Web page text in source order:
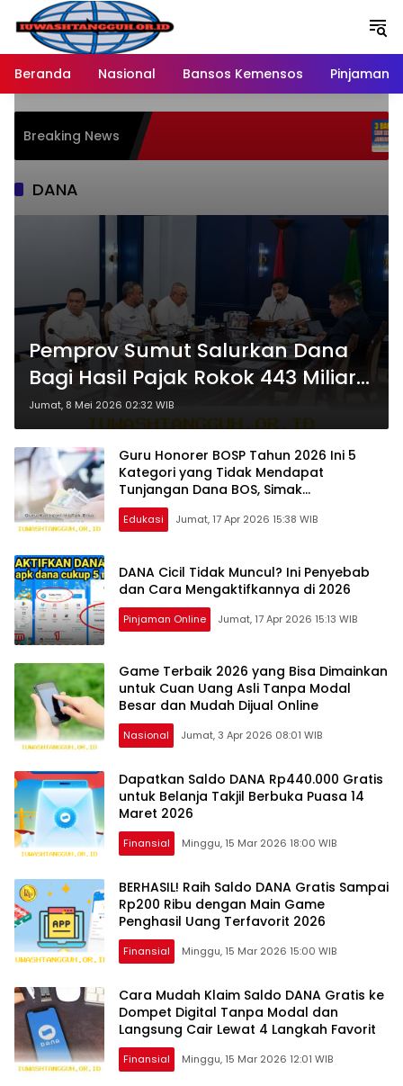
Langsung
konten
Beranda
Nasional Bansos Kemensos Pinjaman
Breaking News
DANA
Pemprov Sumut Salurkan Dana
Bagi Hasil Pajak Rokok 443 Miliar
di Tahun 2026 Secara Optimal
Jumat, 8 Mei 2026 02:32 WIB
Guru Honorer BOSP Tahun 2026 Ini 5
Kategori yang Tidak Mendapat
Tunjangan Dana BOS, Simak
Penjelasannya
Edukasi Jumat, 17 Apr 2026 15:38 WIB
DANA Cicil Tidak Muncul? Ini Penyebab
dan Cara Mengaktifkannya di 2026
Pinjaman Online Jumat, 17 Apr 2026 15:13 WIB
Game Terbaik 2026 yang Bisa Dimainkan
untuk Cuan Uang Asli Tanpa Modal
Besar dan Mudah Dijual Online
Nasional Jumat, 3 Apr 2026 08:01 WIB
Dapatkan Saldo DANA Rp440.000 Gratis
untuk Belanja Takjil Berbuka Puasa 14
Maret 2026
Finansial Minggu, 15 Mar 2026 18:00 WIB
BERHASIL! Raih Saldo DANA Gratis Sampai
Rp200 Ribu dengan Main Game
Penghasil Uang Terfavorit 2026
Finansial Minggu, 15 Mar 2026 15:00 WIB
Cara Mudah Klaim Saldo DANA Gratis ke
Dompet Digital Tanpa Modal dan
Langsung Cair Lewat 4 Langkah Favorit
Finansial Minggu, 15 Mar 2026 12:01 WIB